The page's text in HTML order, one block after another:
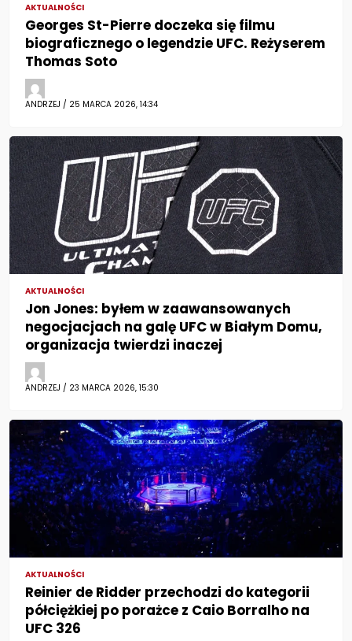
AKTUALNOŚCI
Georges St-Pierre doczeka się filmu
biograficznego o legendzie UFC. Reżyserem
Thomas Soto
ANDRZEJ / 25 MARCA 2026, 14:34
AKTUALNOŚCI
Jon Jones: byłem w zaawansowanych
negocjacjach na galę UFC w Białym Domu,
organizacja twierdzi inaczej
ANDRZEJ / 23 MARCA 2026, 15:30
AKTUALNOŚCI
Reinier de Ridder przechodzi do kategorii
półciężkiej po porażce z Caio Borralho na
UFC 326